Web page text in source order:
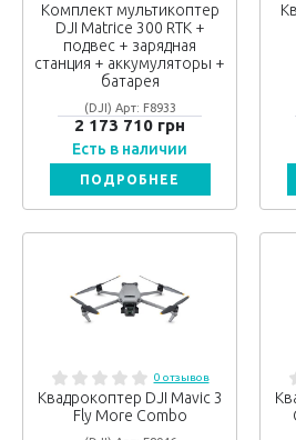
Комплект мультикоптер
DJI Matrice 300 RTK +
подвес + зарядная
станция + аккумуляторы +
батарея
(DJI) Арт: F8933
2 173 710 грн
Есть в наличии
ПОДРОБНЕЕ
0 отзывов
Квадрокоптер DJI Mavic 3
Fly More Combo